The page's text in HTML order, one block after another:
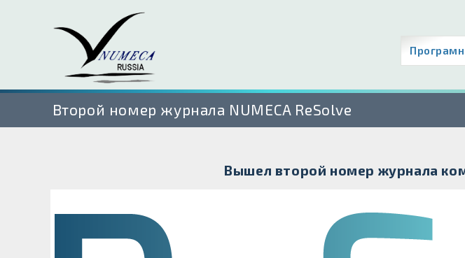
Второй номер журнала NUMECA ReSolve
Вышел второй номер журнала